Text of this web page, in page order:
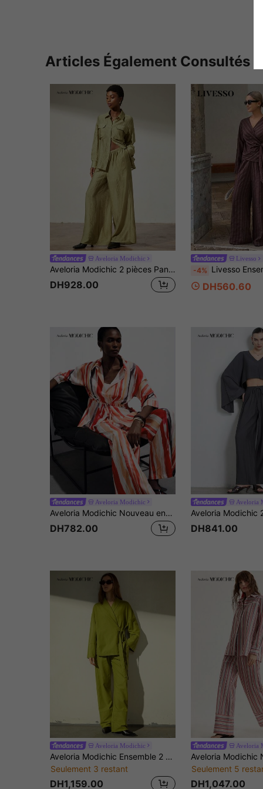
Articles Également Consultés
Aveloria Modichic
Aveloria Modichic 2 pièces Pantalon décontracté de navettage de couleur unie texturée pour femmes
DH928.00
Livesso
-4% Livesso Ensemble 2 pièces décontracté pour femme, top à col V
DH560.60
Aveloria Modichic
Aveloria Modichic Nouveau ensemble femme à rayures rouges avec imprimé tropical polyvalent, design taille cintrée, col à revers, Top à manches 3/4 et pantalon ample, style décontracté pour le travail
DH782.00
Aveloria
DH841.00
Aveloria Modichic
Aveloria Modichic Ensemble 2 pièces style européen et américain, veste à col asymétrique à lacets et manches longues, pantalon taille haute à jambes larges
Seulement 3 restant
DH1,159.00
Aveloria
Seulement 5
DH1,047.00